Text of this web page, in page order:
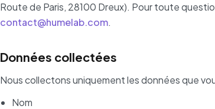
Route de Paris, 28100 Dreux). Pour toute
contact@humelab.com.
Données collectées
Nous collectons uniquement les données que
Nom